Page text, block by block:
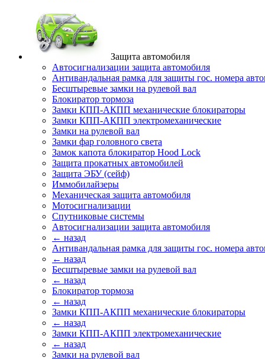
Защита автомобиля
Автосигнализации защита автомобиля
Антивандальная рамка для защиты гос. номера
Бесштыревые замки на рулевой вал
Блокиратор тормоза
Замки КПП-АКПП механические блокираторы
Замки КПП-АКПП электромеханические
Замки на рулевой вал
Замки фар головного света
Замок капота блокиратор Hood Lock
Защита прокатных автомобилей
Защита ЭБУ (сейф)
Иммобилайзеры
Механическая защита автомобиля
Мотосигнализации
Спутниковые системы
Автосигнализации защита автомобиля
← назад
Антивандальная рамка для защиты гос. номера
← назад
Бесштыревые замки на рулевой вал
← назад
Блокиратор тормоза
← назад
Замки КПП-АКПП механические блокираторы
← назад
Замки КПП-АКПП электромеханические
← назад
Замки на рулевой вал